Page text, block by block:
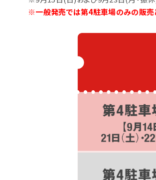
※一般発売では第4駐車場のみの販売